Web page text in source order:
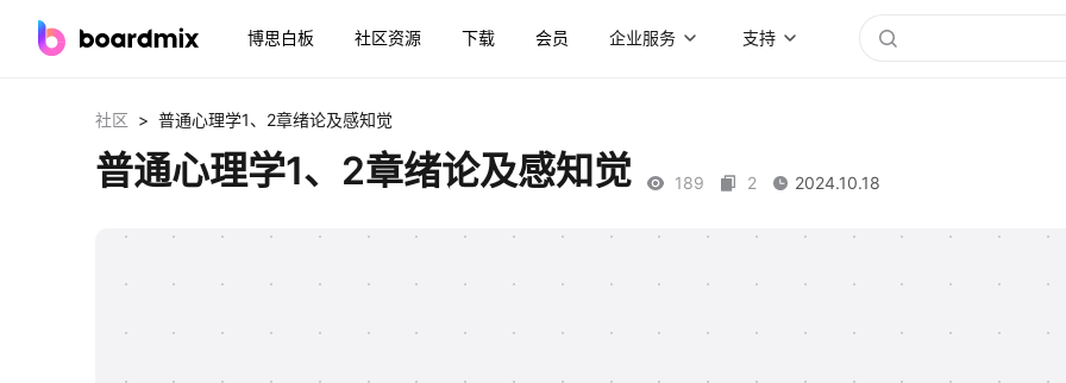
博思白板 社区资源 下载 会员 企业服务 支持
社区 > 普通心理学1、2章绪论及感知觉
普通心理学1、2章绪论及感知觉 189 2 2024.10.18